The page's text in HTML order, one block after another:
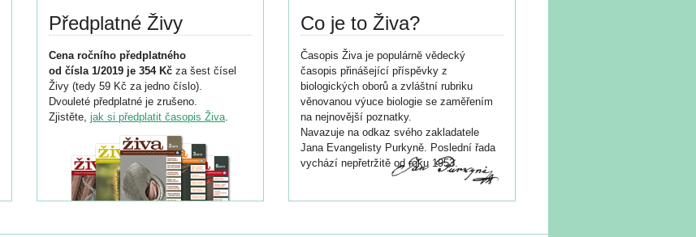
Předplatné Živy
Cena ročního předplatného
od čísla 1/2019 je 354 Kč za šest čísel
Živy (tedy 59 Kč za jedno číslo).
Dvouleté předplatné je zrušeno.
Zjistěte, jak si předplatit časopis Živa.
Co je to Živa?
Časopis Živa je populárně vědecký
časopis přinášející příspěvky z
biologických oborů a zvláštní rubriku
věnovanou výuce biologie se zaměřením
na nejnovější poznatky.
Navazuje na odkaz svého zakladatele
Jana Evangelisty Purkyně. Poslední řada
vychází nepřetržitě od roku 1953.